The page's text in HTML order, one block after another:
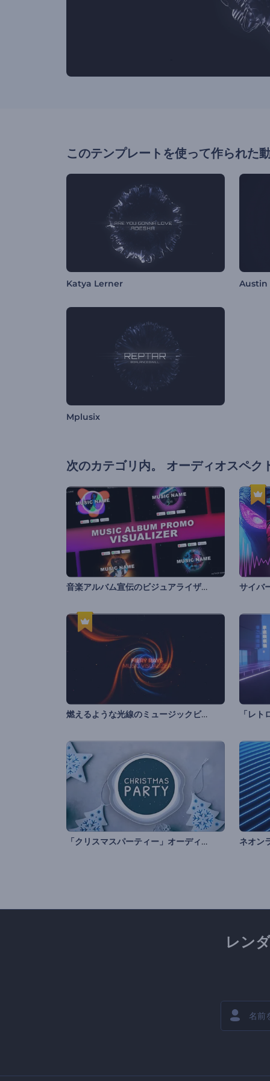
このテンプレートを使って作られた
Katya Lerner Austin
Mplusix
次のカテゴリ内。 オーディオスペク
音楽アルバム宣伝のビジュアライザー
燃えるような光線のミュージックビジュアライザー
「クリスマスパーティー」オーディオビジュアライザー
レン